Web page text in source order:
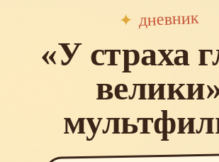
✦ дневник
«У страха